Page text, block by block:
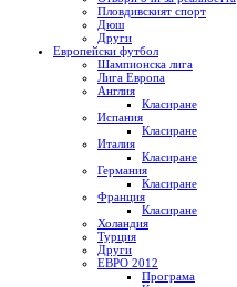
Пловдивският спорт
Дюш
Други
Европейски футбол
Шампионска лига
Лига Европа
Англия
Класиране
Испания
Класиране
Италия
Класиране
Германия
Класиране
Франция
Класиране
Холандия
Турция
Други
ЕВРО 2012
Програма